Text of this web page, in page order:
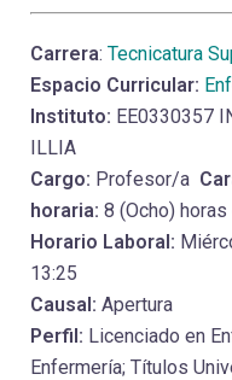
Carrera: Tecnicatura
Espacio Curricular:
Instituto: EE0330357
ILLIA
Cargo: Profesor/a
horaria: 8 (Ocho)
Horario Laboral:
13:25
Causal: Apertura
Perfil: Licenciado en
Enfermería; Títulos